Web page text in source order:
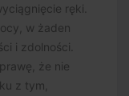
ręki.
w żaden
i zdolności.
że nie
z tym,